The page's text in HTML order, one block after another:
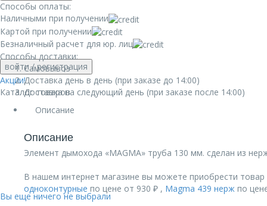
войти/ регистрация
Акции!
Каталог товаров
Вы еще ничего не выбрали
Способы оплаты:
Наличными при получении
Картой при получении
Безналичный расчет для юр. лиц
Способы доставки:
Самовывоз
Доставка день в день (при заказе до 14:00)
Доставка на следующий день (при заказе после 14:00)
Описание
Описание
Элемент дымохода «MAGMA» труба 130 мм. сделан из
В нашем интернет магазине вы можете приобрести
одноконтурные по цене от 930 ₽ , Magma 439 нерж по